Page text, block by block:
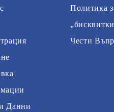
Данни
Политика
Чести